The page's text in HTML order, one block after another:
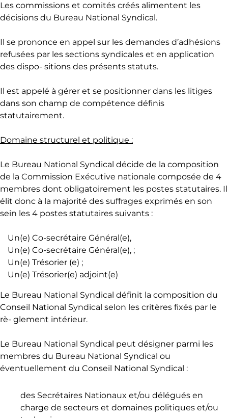
Les commissions et comités créés alimentent les
décisions du Bureau National Syndical.
Il se prononce en appel sur les demandes d’adhésions
refusées par les sections syndicales et en application
des dispo- sitions des présents statuts.
Il est appelé à gérer et se positionner dans les litiges
dans son champ de compétence définis
statutairement.
Domaine structurel et politique :
Le Bureau National Syndical décide de la composition
de la Commission Exécutive nationale composée de 4
membres dont obligatoirement les postes statutaires. Il
élit donc à la majorité des suffrages exprimés en son
sein les 4 postes statutaires suivants :
Un(e) Co-secrétaire Général(e),
Un(e) Co-secrétaire Général(e), ;
Un(e) Trésorier (e) ;
Un(e) Trésorier(e) adjoint(e)
Le Bureau National Syndical définit la composition du
Conseil National Syndical selon les critères fixés par le
rè- glement intérieur.
Le Bureau National Syndical peut désigner parmi les
membres du Bureau National Syndical ou
éventuellement du Conseil National Syndical :
des Secrétaires Nationaux et/ou délégués en
charge de secteurs et domaines politiques et/ou